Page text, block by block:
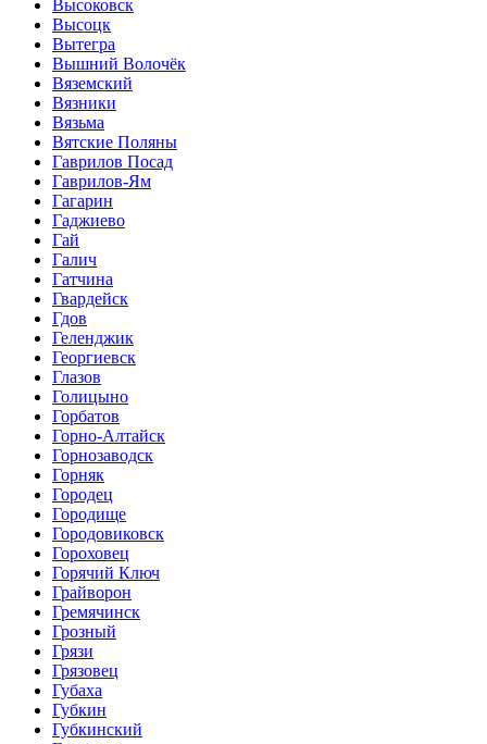
Высоковск
Высоцк
Вытегра
Вышний Волочёк
Вяземский
Вязники
Вязьма
Вятские Поляны
Гаврилов Посад
Гаврилов-Ям
Гагарин
Гаджиево
Гай
Галич
Гатчина
Гвардейск
Гдов
Геленджик
Георгиевск
Глазов
Голицыно
Горбатов
Горно-Алтайск
Горнозаводск
Горняк
Городец
Городище
Городовиковск
Гороховец
Горячий Ключ
Грайворон
Гремячинск
Грозный
Грязи
Грязовец
Губаха
Губкин
Губкинский